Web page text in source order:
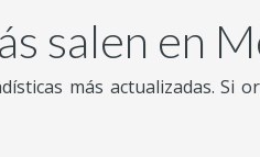
salen en
más actualizadas. Si